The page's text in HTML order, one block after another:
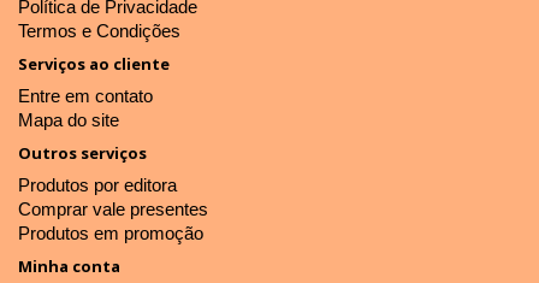
Política de Privacidade
Termos e Condições
Serviços ao cliente
Entre em contato
Mapa do site
Outros serviços
Produtos por editora
Comprar vale presentes
Produtos em promoção
Minha conta